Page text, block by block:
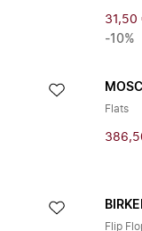
31,50
-10%
Flats
Flip